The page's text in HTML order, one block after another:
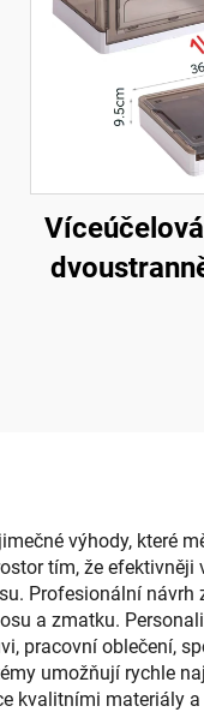
výhody, které
tím, že
Profesionální
a zmatku.
pracovní oblečení,
umožňují rychle
kvalitními materiály